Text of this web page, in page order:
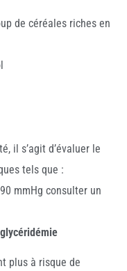
de céréales riches en
il s’agit d’évaluer le
tels que :
mmHg consulter un
plus à risque de